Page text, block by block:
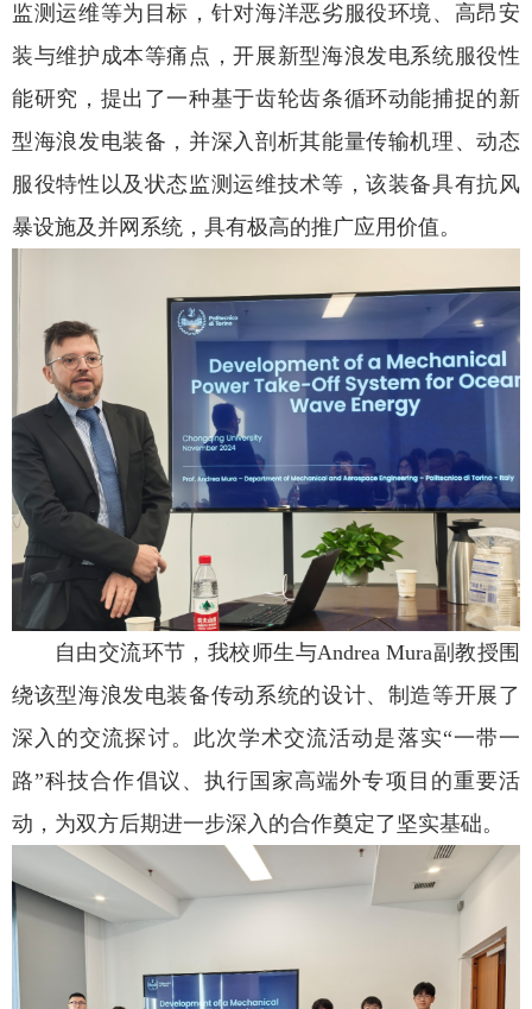
监测运维等为目标，针对海洋恶劣服役环境、高昂安
装与维护成本等痛点，开展新型海浪发电系统服役性
能研究，提出了一种基于齿轮齿条循环动能捕捉的新
型海浪发电装备，并深入剖析其能量传输机理、动态
服役特性以及状态监测运维技术等，该装备具有抗风
暴设施及并网系统，具有极高的推广应用价值。
自由交流环节，我校师生与Andrea Mura副教授围
绕该型海浪发电装备传动系统的设计、制造等开展了
深入的交流探讨。此次学术交流活动是落实“一带一
路”科技合作倡议、执行国家高端外专项目的重要活
动，为双方后期进一步深入的合作奠定了坚实基础。